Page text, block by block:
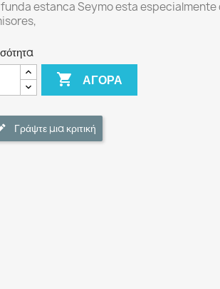
funda estanca Seymo esta
 ΑΓΟΡΆ
Γράψτε μια κριτική